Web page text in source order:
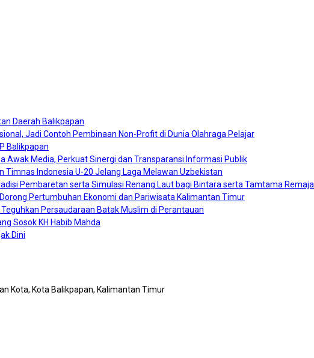
Daerah Balikpapan
Jadi Contoh Pembinaan Non-Profit di Dunia Olahraga Pelajar
Balikpapan
Awak Media, Perkuat Sinergi dan Transparansi Informasi Publik
Timnas Indonesia U-20 Jelang Laga Melawan Uzbekistan
Pembaretan serta Simulasi Renang Laut bagi Bintara serta Tamtama Remaja
Pertumbuhan Ekonomi dan Pariwisata Kalimantan Timur
Persaudaraan Batak Muslim di Perantauan
Sosok KH Habib Mahda
Dini
Kota, Kota Balikpapan, Kalimantan Timur